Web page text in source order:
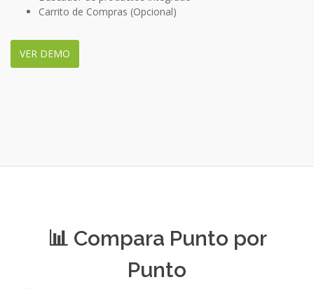
Carrito de Compras (Opcional)
VER DEMO
📊 Compara Punto por
Punto